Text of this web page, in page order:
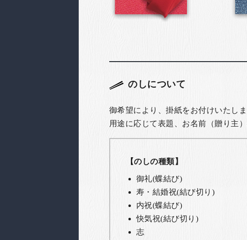
のしについて
御希望により、掛紙をお付けいたしま
用途に応じて表題、お名前（贈り主
【のしの種類】
御礼(蝶結び)
寿・結婚祝(結び切り)
内祝(蝶結び)
快気祝(結び切り)
志